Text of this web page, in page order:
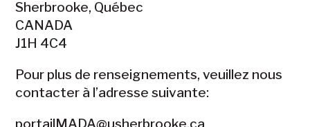
Sherbrooke, Québec
CANADA
J1H 4C4
Pour plus de renseignements, veuillez nous
contacter à l’adresse suivante: